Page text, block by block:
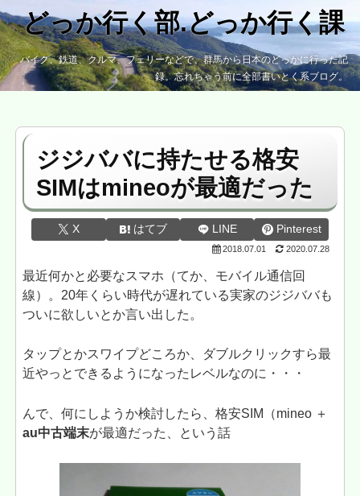
どっか行く部.どっか行く課
バイク、鉄道、クルマ、フェリーなどで、群馬から日本のどっかに行った記
録。忘れちゃう前に全部書いとく系ブログ。
ジジババに持たせる格安
SIMはmineoが最適だった
X はてブ LINE Pinterest
2018.07.01 2020.07.28
最近何かと必要なスマホ（てか、モバイル通信回
線）。20年くらい時代が遅れている実家のジジババも
ついに欲しいとか言い出した。
タップとかスワイプどころか、ダブルクリックすら最
近やっとできるようになったレベルなのに・・・
んで、何にしようか検討したら、格安SIM（mineo ＋
au中古端末が最適だった、という話